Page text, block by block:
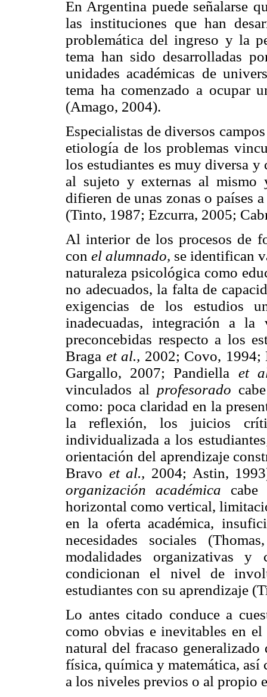
En Argentina puede señalarse
las instituciones que han
problemática del ingreso y la
tema han sido desarrolladas
unidades académicas de
tema ha comenzado a ocupar
(Amago, 2004).
Especialistas de diversos
etiología de los problemas
los estudiantes es muy diversa y
al sujeto y externas al mismo
difieren de unas zonas o países
(Tinto, 1987; Ezcurra, 2005;
Al interior de los procesos de
con el alumnado, se identifican
naturaleza psicológica como
no adecuados, la falta de
exigencias de los estudios
inadecuadas, integración a
preconcebidas respecto a los
Braga et al., 2002; Covo,
Gargallo, 2007; Pandiella et
vinculados al profesorado
como: poca claridad en la
la reflexión, los juicios
individualizada a los
orientación del aprendizaje
Bravo et al., 2004; Astin,
organización académica
horizontal como vertical,
en la oferta académica,
necesidades sociales
modalidades organizativas y
condicionan el nivel de
estudiantes con su aprendizaje
Lo antes citado conduce a
como obvias e inevitables en
natural del fracaso
física, química y matemática,
a los niveles previos o al propio